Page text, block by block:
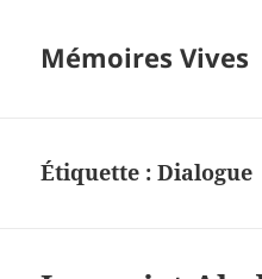
Mémoires Vives
Étiquette :Dialogue